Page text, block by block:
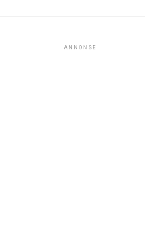
ANNONSE